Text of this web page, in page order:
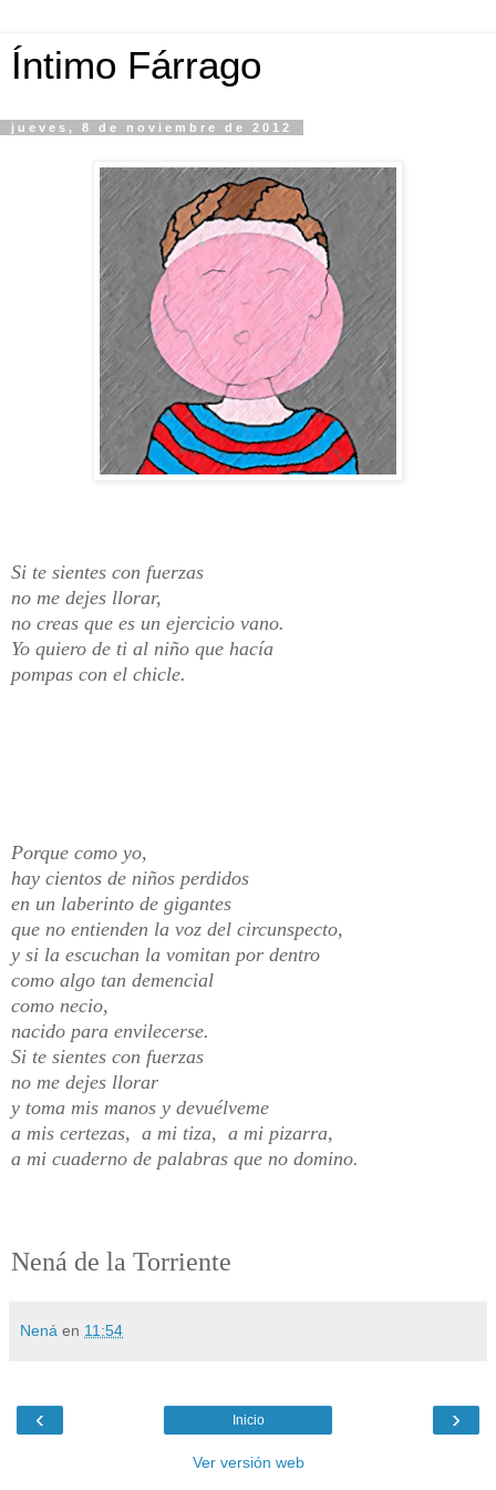
Íntimo Fárrago
jueves, 8 de noviembre de 2012
Si te sientes con fuerzas
no me dejes llorar,
no creas que es un ejercicio vano.
Yo quiero de ti al niño que hacía
pompas con el chicle.
Porque como yo,
hay cientos de niños perdidos
en un laberinto de gigantes
que no entienden la voz del circunspecto,
y si la escuchan la vomitan por dentro
como algo tan demencial
como necio,
nacido para envilecerse.
Si te sientes con fuerzas
no me dejes llorar
y toma mis manos y devuélveme
a mis certezas, a mi tiza, a mi pizarra,
a mi cuaderno de palabras que no domino.
Nená de la Torriente
Nená en 11:54
‹ ›
Inicio
Ver versión web